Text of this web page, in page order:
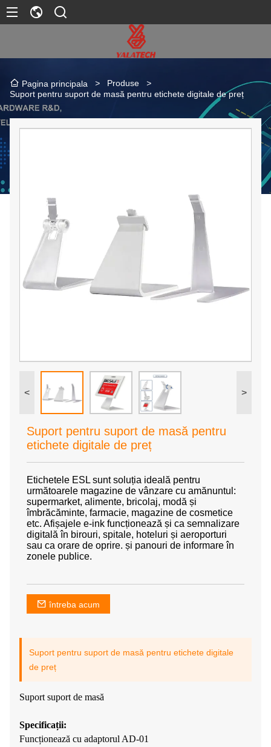
Pagina principala > Produse
>
Suport pentru suport de masă pentru etichete digitale de preț
< >
Suport pentru suport de masă pentru
etichete digitale de preț
Etichetele ESL sunt soluția ideală pentru
următoarele magazine de vânzare cu amănuntul:
supermarket, alimente, bricolaj, modă și
îmbrăcăminte, farmacie, magazine de cosmetice
etc. Afișajele e-ink funcționează și ca semnalizare
digitală în birouri, spitale, hoteluri și aeroporturi
sau ca orare de oprire. și panouri de informare în
zonele publice.
întreba acum
Suport pentru suport de masă pentru etichete digitale
de preț
Suport suport de masă
Specificații:
Funcționează cu adaptorul AD-01